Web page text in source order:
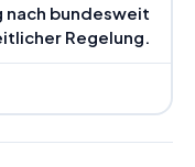
bundesweit
Regelung.